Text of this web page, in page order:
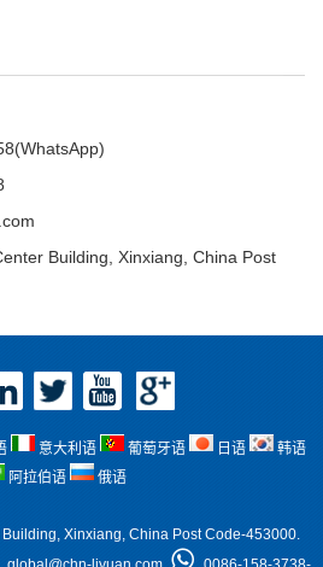
Building, Xinxiang, China Post
意大利语 葡萄牙语 日语
韩语
阿拉伯语
俄语
Xinxiang, China Post Code-453000.